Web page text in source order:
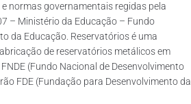
normas governamentais regidas pela
– Ministério da Educação – Fundo
da Educação. Reservatórios é uma
de reservatórios metálicos em
(Fundo Nacional de Desenvolvimento
FDE (Fundação para Desenvolvimento da